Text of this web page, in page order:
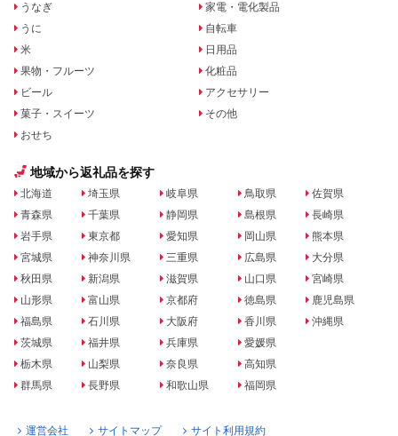
うなぎ
うに
米
果物・フルーツ
ビール
菓子・スイーツ
おせち
家電・電化製品
自転車
日用品
化粧品
アクセサリー
その他
地域から返礼品を探す
北海道
青森県
岩手県
宮城県
秋田県
山形県
福島県
茨城県
栃木県
群馬県
埼玉県
千葉県
東京都
神奈川県
新潟県
富山県
石川県
福井県
山梨県
長野県
岐阜県
静岡県
愛知県
三重県
滋賀県
京都府
大阪府
兵庫県
奈良県
和歌山県
鳥取県
島根県
岡山県
広島県
山口県
徳島県
香川県
愛媛県
高知県
福岡県
佐賀県
長崎県
熊本県
大分県
宮崎県
鹿児島県
沖縄県
運営会社 サイトマップ サイト利用規約